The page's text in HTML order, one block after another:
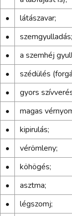
•
látászavar;
•
szemgyulladás;
•
a szemhéj
•
szédülés
•
gyors
•
magas
•
kipirulás;
•
vérömleny;
•
köhögés;
•
asztma;
•
légszomj;